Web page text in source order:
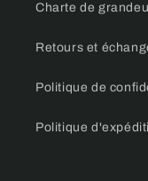
Charte de
Retours et
Politique de
Politique